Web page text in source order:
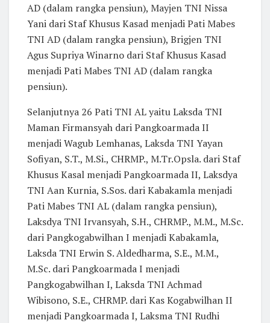
AD (dalam rangka pensiun), Mayjen TNI Nissa
Yani dari Staf Khusus Kasad menjadi Pati Mabes
TNI AD (dalam rangka pensiun), Brigjen TNI
Agus Supriya Winarno dari Staf Khusus Kasad
menjadi Pati Mabes TNI AD (dalam rangka
pensiun).
Selanjutnya 26 Pati TNI AL yaitu Laksda TNI
Maman Firmansyah dari Pangkoarmada II
menjadi Wagub Lemhanas, Laksda TNI Yayan
Sofiyan, S.T., M.Si., CHRMP., M.Tr.Opsla. dari Staf
Khusus Kasal menjadi Pangkoarmada II, Laksdya
TNI Aan Kurnia, S.Sos. dari Kabakamla menjadi
Pati Mabes TNI AL (dalam rangka pensiun),
Laksdya TNI Irvansyah, S.H., CHRMP., M.M., M.Sc.
dari Pangkogabwilhan I menjadi Kabakamla,
Laksda TNI Erwin S. Aldedharma, S.E., M.M.,
M.Sc. dari Pangkoarmada I menjadi
Pangkogabwilhan I, Laksda TNI Achmad
Wibisono, S.E., CHRMP. dari Kas Kogabwilhan II
menjadi Pangkoarmada I, Laksma TNI Rudhi